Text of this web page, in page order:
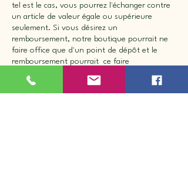
tel est le cas, vous pourrez l'échanger contre
un article de valeur égale ou supérieure
seulement. Si vous désirez un
remboursement, notre boutique pourrait ne
faire office que d'un point de dépôt et le
remboursement pourrait ce faire
Nous ne pourrons être tenus responsables